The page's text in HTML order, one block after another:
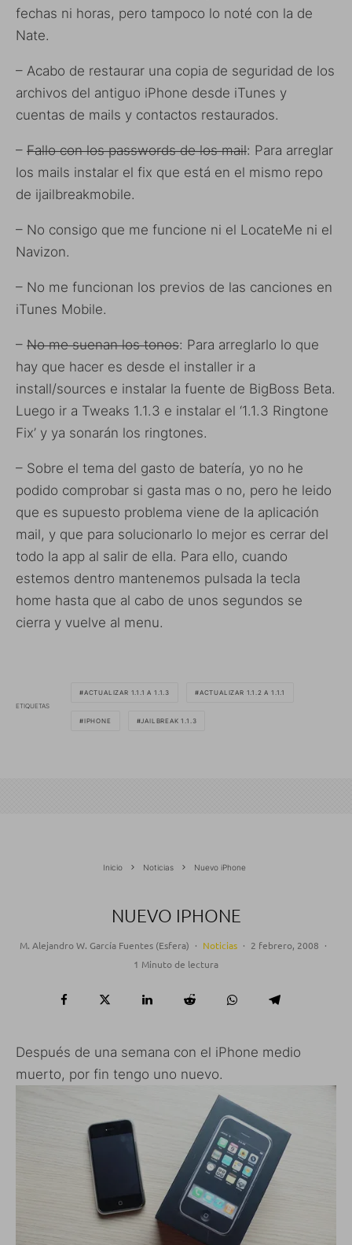
fechas ni horas, pero tampoco lo noté con la de
Nate.
– Acabo de restaurar una copia de seguridad de los
archivos del antiguo iPhone desde iTunes y
cuentas de mails y contactos restaurados.
– Fallo con los passwords de los mail: Para arreglar
los mails instalar el fix que está en el mismo repo
de ijailbreakmobile.
– No consigo que me funcione ni el LocateMe ni el
Navizon.
– No me funcionan los previos de las canciones en
iTunes Mobile.
– No me suenan los tonos: Para arreglarlo lo que
hay que hacer es desde el installer ir a
install/sources e instalar la fuente de BigBoss Beta.
Luego ir a Tweaks 1.1.3 e instalar el ‘1.1.3 Ringtone
Fix’ y ya sonarán los ringtones.
– Sobre el tema del gasto de batería, yo no he
podido comprobar si gasta mas o no, pero he leido
que es supuesto problema viene de la aplicación
mail, y que para solucionarlo lo mejor es cerrar del
todo la app al salir de ella. Para ello, cuando
estemos dentro mantenemos pulsada la tecla
home hasta que al cabo de unos segundos se
cierra y vuelve al menu.
ETIQUETAS
ACTUALIZAR 1.1.1 A 1.1.3 ACTUALIZAR 1.1.2 A 1.1.1
IPHONE JAILBREAK 1.1.3
Inicio Noticias Nuevo iPhone
NUEVO IPHONE
M. Alejandro W. García Fuentes (Esfera) · Noticias · 2 febrero, 2008 ·
1 Minuto de lectura
Después de una semana con el iPhone medio
muerto, por fin tengo uno nuevo.